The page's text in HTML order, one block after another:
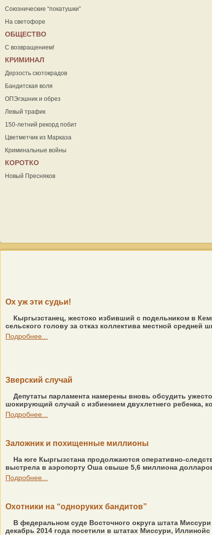
Союзнические “покатушки”
На светофоре
ОБЩЕСТВО
С возвращением!
КРИМИНАЛ
Дерзость скотокрадов
Бандитская воля
ОПЭгэшник и обрез
Левый трафик
150-летний рекорд побит
Цветметчик из Марказа
Криминальные войны
КОРОТКО
Новый Пресняков
Ох уж эти судьи!
Кыргызстанец, жестоко избивший с подельником в
сельского голову за отказ коллектива местной
Подробнее...
Зверский случай
Депутаты парламента намерены вновь обсудить
шокирующий случай с избиением двухлетнего ребенка,
Подробнее...
Заложник и похищенные миллионы
На юге Кыргызстана продолжаются оперативно-
выстрела в аэропорту Оша свыше 5,6 миллиона
Подробнее...
Охотники на “одноруких бандитов”
В федеральном суде Восточного округа штата
декабрь 2014 года посетили в штатах Миссури,